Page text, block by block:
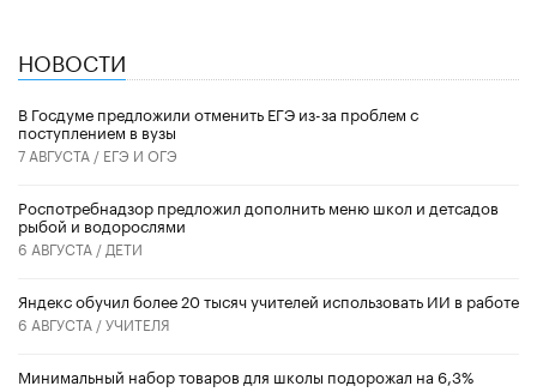
НОВОСТИ
В Госдуме предложили отменить ЕГЭ из-за проблем с
поступлением в вузы
7 АВГУСТА / ЕГЭ И ОГЭ
Роспотребнадзор предложил дополнить меню школ и детсадов
рыбой и водорослями
6 АВГУСТА / ДЕТИ
​Яндекс обучил более 20 тысяч учителей использовать ИИ в работе
6 АВГУСТА /УЧИТЕЛЯ
Минимальный набор товаров для школы подорожал на 6,3%